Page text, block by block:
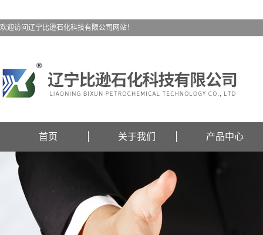
欢迎访问辽宁比逊石化科技有限公司网站！
首页 关于我们 产品中心